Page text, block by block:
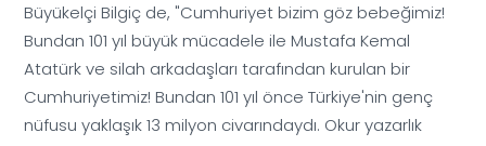
Büyükelçi Bilgiç de, "Cumhuriyet bizim göz bebeğimiz!
Bundan 101 yıl büyük mücadele ile Mustafa Kemal
Atatürk ve silah arkadaşları tarafından kurulan bir
Cumhuriyetimiz! Bundan 101 yıl önce Türkiye'nin genç
nüfusu yaklaşık 13 milyon civarındaydı. Okur yazarlık